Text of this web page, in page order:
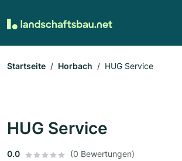
Startseite Horbach HUG Service
HUG Service
0.0 (0 Bewertungen)